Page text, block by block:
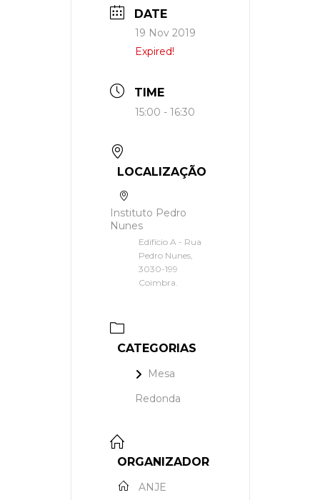
DATE
19 Nov 2019
Expired!
TIME
15:00 - 16:30
LOCALIZAÇÃO
Instituto Pedro
Nunes
Edifício A - Rua
Pedro Nunes,
3030-199
Coimbra.
CATEGORIAS
Mesa
Redonda
ORGANIZADOR
ANJE